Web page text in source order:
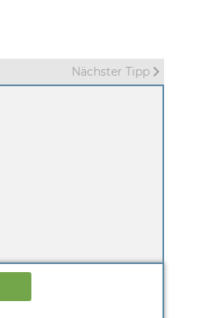
Nächster Tipp